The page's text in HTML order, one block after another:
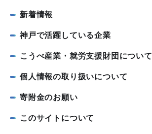
新着情報
神戸で活躍している企業
こうべ産業・就労支援財団について
個人情報の取り扱いについて
寄附金のお願い
このサイトについて